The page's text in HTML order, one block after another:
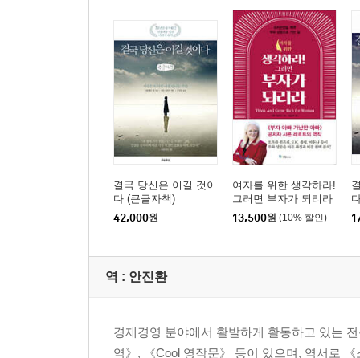
결국 당신은 이길 것이
다 (큰글자책)
42,000원
여자를 위한 생각하라!
그러면 부자가 되리라
13,500원 (10% 할인)
역 : 안진환
경제경영 분야에서 활발하게 활동하고 있는
역》, 《Cool 영작문》 등이 있으며, 역서로